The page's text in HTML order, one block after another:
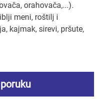
orahovača,...).
meni, roštilj i
kajmak, sirevi, pršute,